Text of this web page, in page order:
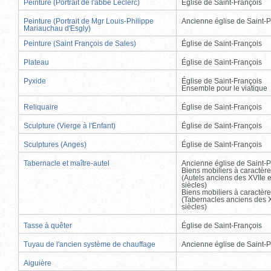
Peinture (Portrait de l'abbé Leclerc) Église de Saint-François
Peinture (Portrait de Mgr Louis-Philippe
Mariauchau d'Esgly)
Ancienne église de Saint-
Peinture (Saint François de Sales) Église de Saint-François
Plateau Église de Saint-François
Pyxide
Église de Saint-François
Ensemble pour le viatique
Reliquaire Église de Saint-François
Sculpture (Vierge à l'Enfant) Église de Saint-François
Sculptures (Anges) Église de Saint-François
Tabernacle et maître-autel
Ancienne église de Saint-
Biens mobiliers à
(Autels anciens des XVIIe
siècles)
Biens mobiliers à
(Tabernacles anciens des
siècles)
Tasse à quêter Église de Saint-François
Tuyau de l'ancien système de chauffage Ancienne église de Saint-
Aiguière